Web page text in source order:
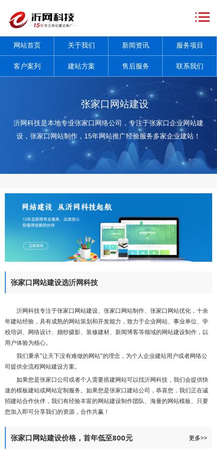
首
页
于
我
新
闻
服
网站首页 关于我们 新闻资讯 服务项目
客户案列 建站方案 售后服务 联系我们
张家口网站建设
沂网科技是本地专业张家口网络公司，专注于张家口企业网站建
设，张家口网站制作，15年网站推广经验服务多家企业建站！
张家口网站建设选沂网科技
沂网科技专注于张家口网站建设、张家口网站制作、张家口网站优化，十余
年建站经验，具有成熟的网站策划和开发能力，致力于企业网站、事业单位、学
校培训、网络设计、婚纱摄影、装修建材、新闻博客等领域的网站建设制作，以
用户体验为核心。
我们秉承"让天下没有难做的网站"的理念，为个人企业建站用户或者网络公
司提供全流程网站建设方案。
如果您是张家口公司或者个人需要搭建网站可以找沂网科技，我们会提供快
速的模板建站或网站定制服务。如果您是张家口建站公司，恭喜您，我们正在诚
招建站合作伙伴，我们有经验丰富的网站建设制作团队、海量的网站模板、只要
您加入即可分享我们的资源，合作共赢！
张家口网站建设价格，首年低至800元 更多>>